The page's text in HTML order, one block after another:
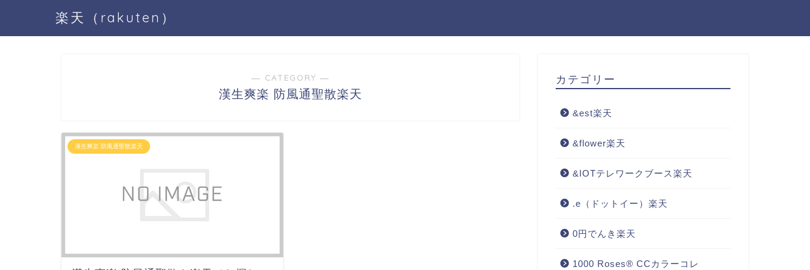
楽天（rakuten）
― CATEGORY ―
漢生爽楽 防風通聖散楽天
漢生爽楽 防風通聖散楽天
カテゴリー
&est楽天
&flower楽天
&IOTテレワークブース楽天
.e（ドットイー）楽天
0円でんき楽天
1000 Roses® CCカラーコレ